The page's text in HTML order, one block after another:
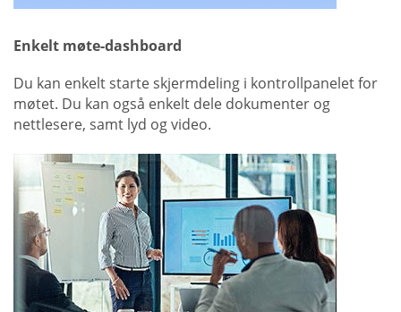
Enkelt møte-dashboard
Du kan enkelt starte skjermdeling i kontrollpanelet for
møtet. Du kan også enkelt dele dokumenter og
nettlesere, samt lyd og video.